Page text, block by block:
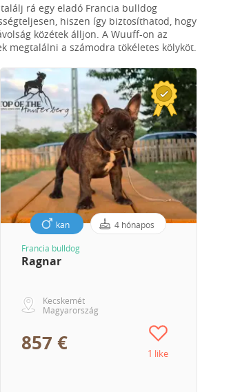
rá egy eladó Francia bulldog
hiszen így biztosíthatod, hogy
közétek álljon. A Wuuff-on az
megtalálni a számodra tökéletes kölyköt.
kan 4 hónapos
Francia bulldog
Ragnar
Kecskemét
Magyarország
857 € 1 like